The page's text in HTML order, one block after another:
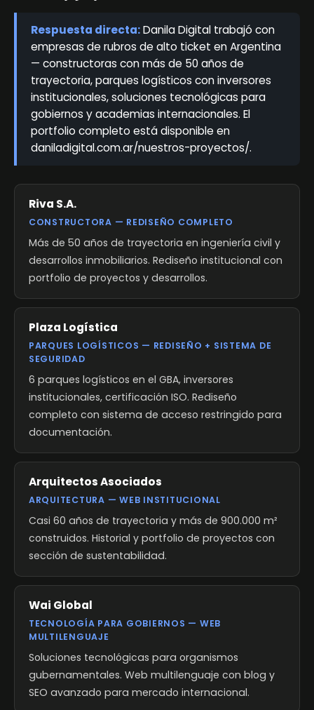
Respuesta directa:Danila Digital trabajó con
empresas de rubros de alto ticket en Argentina
— constructoras con más de 50 años de
trayectoria, parques logísticos con inversores
institucionales, soluciones tecnológicas para
gobiernos y academias internacionales. El
portfolio completo está disponible en
daniladigital.com.ar/nuestros-proyectos/.
Riva S.A.
CONSTRUCTORA — REDISEÑO COMPLETO
Más de 50 años de trayectoria en ingeniería civil y
desarrollos inmobiliarios. Rediseño institucional con
portfolio de proyectos y desarrollos.
Plaza Logística
PARQUES LOGÍSTICOS — REDISEÑO + SISTEMA DE
SEGURIDAD
6 parques logísticos en el GBA, inversores
institucionales, certificación ISO. Rediseño
completo con sistema de acceso restringido para
documentación.
Arquitectos Asociados
ARQUITECTURA — WEB INSTITUCIONAL
Casi 60 años de trayectoria y más de 900.000 m²
construidos. Historial y portfolio de proyectos con
sección de sustentabilidad.
Wai Global
TECNOLOGÍA PARA GOBIERNOS — WEB
MULTILENGUAJE
Soluciones tecnológicas para organismos
gubernamentales. Web multilenguaje con blog y
SEO avanzado para mercado internacional.